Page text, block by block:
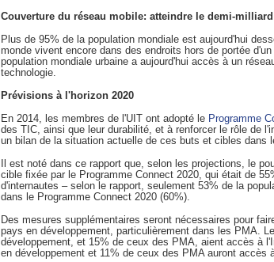
Couverture du réseau mobile: atteindre le demi-
Plus de 95% de la population mondiale est aujourd'hui
monde vivent encore dans des endroits hors de portée
population mondiale urbaine a aujourd'hui accès à un
technologie.
Prévisions à l'horizon 2020
En 2014, les membres de l'UIT ont adopté le Programme
des TIC, ainsi que leur durabilité, et à renforcer le rôle de
un bilan de la situation actuelle de ces buts et cibles dans
Il est noté dans ce rapport que, selon les projections, le
cible fixée par le Programme Connect 2020, qui était de
d'internautes – selon le rapport, seulement 53% de la
dans le Programme Connect 2020 (60%).
Des mesures supplémentaires seront nécessaires pour
pays en développement, particulièrement dans les PMA.
développement, et 15% de ceux des PMA, aient accès à
en développement et 11% de ceux des PMA auront accès